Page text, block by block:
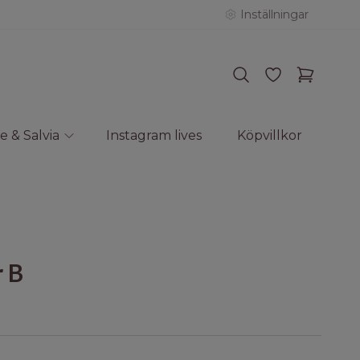
Inställningar
& Salvia Instagram lives Köpvillkor